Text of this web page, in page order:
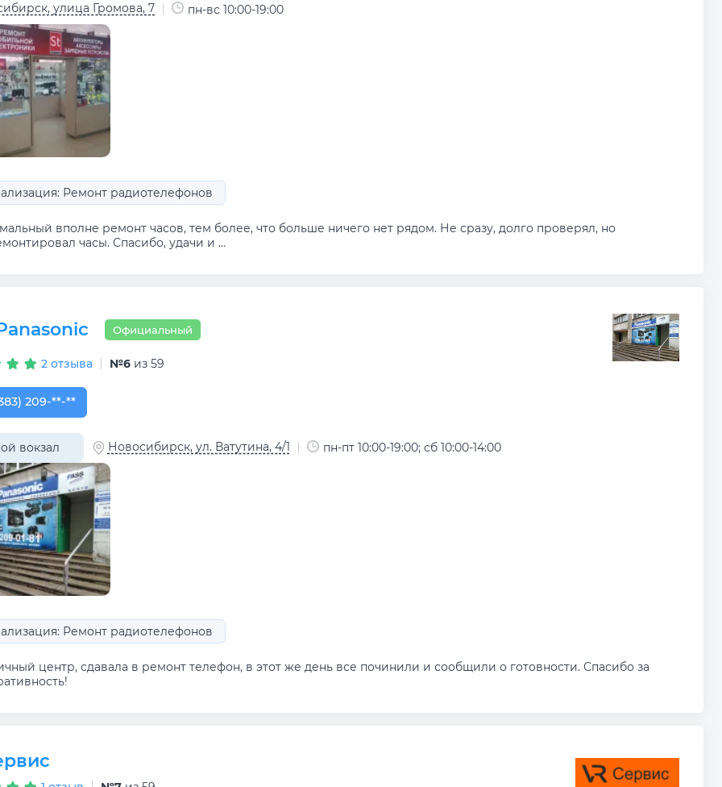
улица Громова, 7 пн-вс 10:00-19:00
Ремонт радиотелефонов
вполне ремонт часов, тем более, что больше ничего нет рядом. Не сразу, долго проверял, но
часы. Спасибо, удачи и ...
Официальный
2 отзыва №6 из 59
209-01-81
209-**-**
вокзал Новосибирск, ул. Ватутина, 4/1 пн-пт 10:00-19:00; сб 10:00-14:00
Ремонт радиотелефонов
центр, сдавала в ремонт телефон, в этот же день все починили и сообщили о готовности. Спасибо за